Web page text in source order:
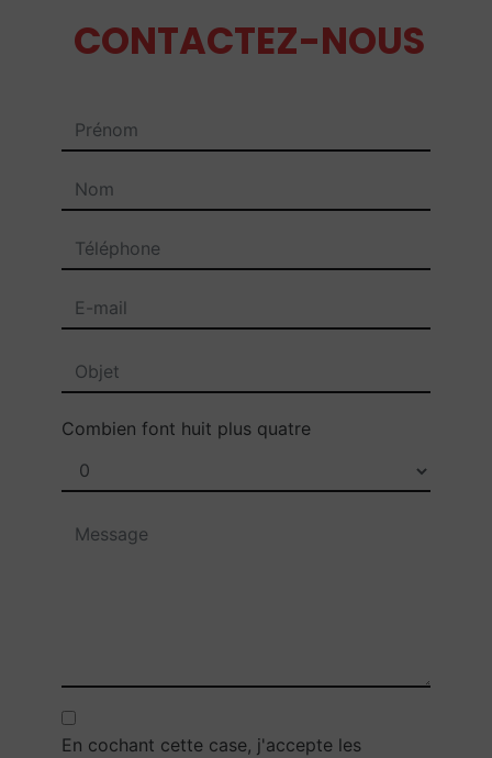
CONTACTEZ-NOUS
Combien font huit plus quatre
En cochant cette case, j'accepte les